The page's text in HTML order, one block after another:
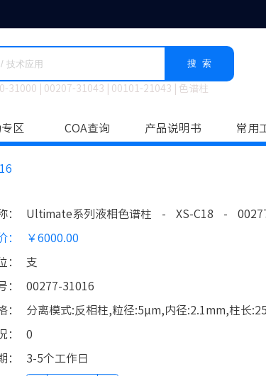
搜 索
31000 00207-31043 00101-21043 色谱柱
区 COA查询 产品说明书 常用
： Ultimate系列液相色谱柱 - XS-C18 -
： ￥6000.00
： 支
： 00277-31016
： 分离模式:反相柱,粒径:5μm,内径:2.1mm,柱长
： 0
： 3-5个工作日